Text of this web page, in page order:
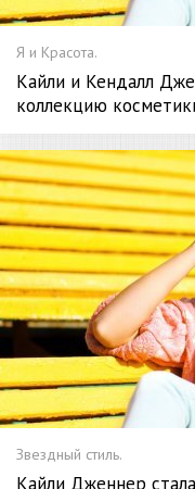
Я и Красота.
Кайли и Кендалл
коллекцию
Звездный стиль.
Кайли Дженнер